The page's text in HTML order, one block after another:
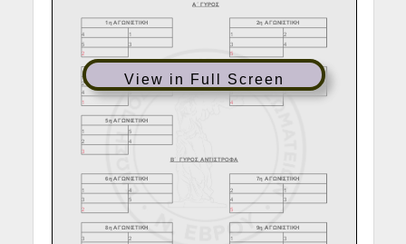
View in Full Screen